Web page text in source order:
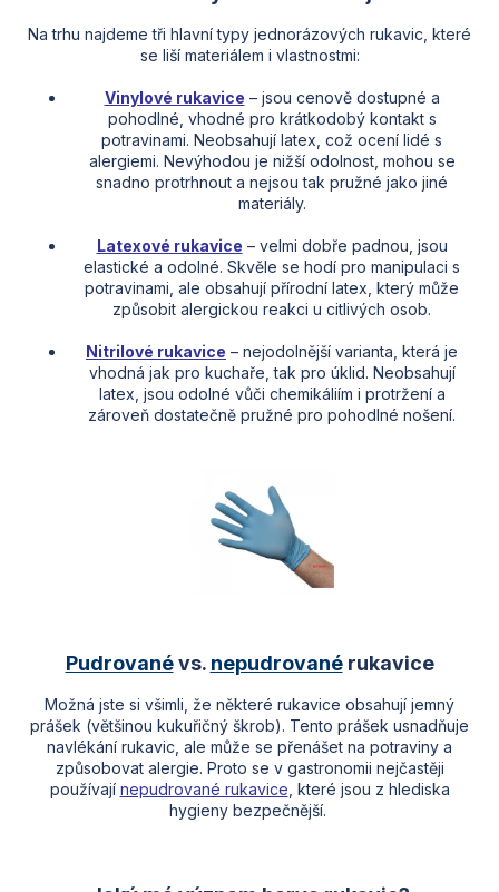
Na trhu najdeme tři hlavní typy jednorázových rukavic, které
se liší materiálem i vlastnostmi:
Vinylové rukavice – jsou cenově dostupné a
pohodlné, vhodné pro krátkodobý kontakt s
potravinami. Neobsahují latex, což ocení lidé s
alergiemi. Nevýhodou je nižší odolnost, mohou se
snadno protrhnout a nejsou tak pružné jako jiné
materiály.
Latexové rukavice – velmi dobře padnou, jsou
elastické a odolné. Skvěle se hodí pro manipulaci s
potravinami, ale obsahují přírodní latex, který může
způsobit alergickou reakci u citlivých osob.
Nitrilové rukavice – nejodolnější varianta, která je
vhodná jak pro kuchaře, tak pro úklid. Neobsahují
latex, jsou odolné vůči chemikáliím i protržení a
zároveň dostatečně pružné pro pohodlné nošení.
Pudrovanévs. nepudrovanérukavice
Možná jste si všimli, že některé rukavice obsahují jemný
prášek (většinou kukuřičný škrob). Tento prášek usnadňuje
navlékání rukavic, ale může se přenášet na potraviny a
způsobovat alergie. Proto se v gastronomii nejčastěji
používají nepudrované rukavice , které jsou z hlediska
hygieny bezpečnější.